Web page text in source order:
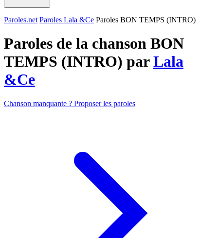
Paroles.net Paroles Lala &Ce Paroles BON TEMPS (INTRO)
Paroles de la chanson BON
TEMPS (INTRO) parLala
&Ce
Chanson manquante ? Proposer les paroles